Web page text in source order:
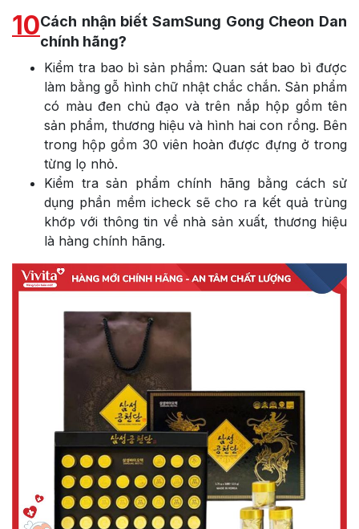
10Cách nhận biết SamSung Gong Cheon Dan
chính hãng?
Kiểm tra bao bì sản phẩm: Quan sát bao bì được
làm bằng gỗ hình chữ nhật chắc chắn. Sản phẩm
có màu đen chủ đạo và trên nắp hộp gồm tên
sản phẩm, thương hiệu và hình hai con rồng. Bên
trong hộp gồm 30 viên hoàn được đựng ở trong
từng lọ nhỏ.
Kiểm tra sản phẩm chính hãng bằng cách sử
dụng phần mềm icheck sẽ cho ra kết quả trùng
khớp với thông tin về nhà sản xuất, thương hiệu
là hàng chính hãng.